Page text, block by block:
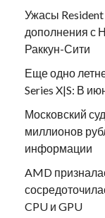
Ужасы
дополнения с
Раккун-Сити
Еще одно
Series X|S: В
Московский
миллионов
информации
AMD
CPU и GPU